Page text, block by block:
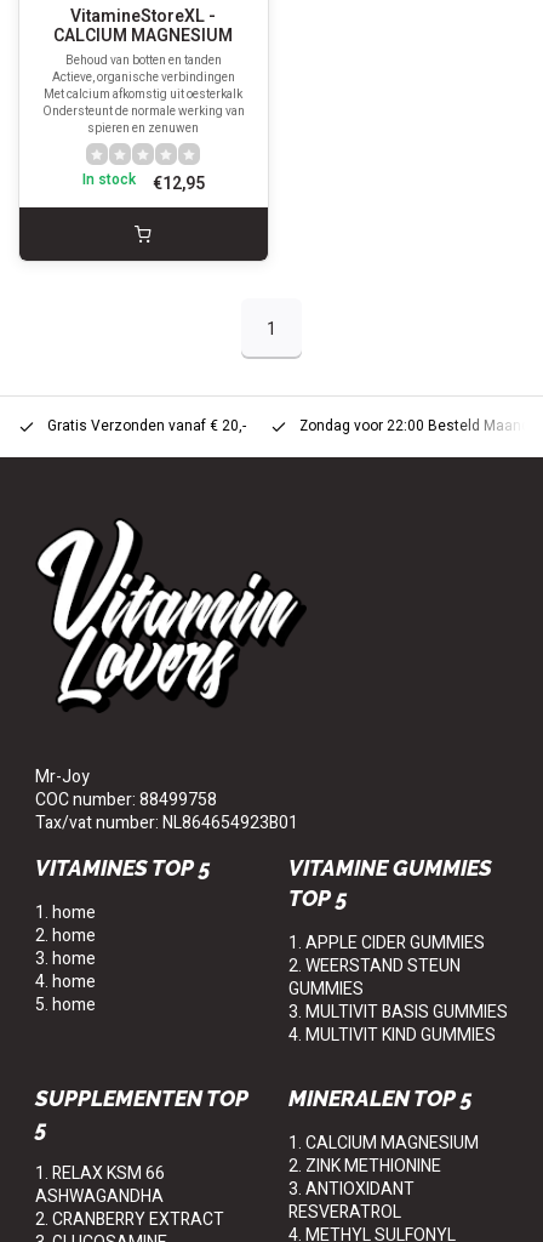
VitamineStoreXL -
CALCIUM MAGNESIUM
Behoud van botten en tanden
Actieve, organische verbindingen
Met calcium afkomstig uit oesterkalk
Ondersteunt de normale werking van
spieren en zenuwen
€12,95
In stock
1
Gratis Verzonden vanaf € 20,- Zondag voor 22:00 Besteld
Mr-Joy
COC number: 88499758
Tax/vat number: NL864654923B01
VITAMINES TOP 5
1. home
2. home
3. home
4. home
5. home
VITAMINE GUMMIES
TOP 5
1. APPLE CIDER GUMMIES
2. WEERSTAND STEUN
GUMMIES
3. MULTIVIT BASIS GUMMIES
4. MULTIVIT KIND GUMMIES
SUPPLEMENTEN TOP
5
1. RELAX KSM 66
ASHWAGANDHA
2. CRANBERRY EXTRACT
MINERALEN TOP 5
1. CALCIUM MAGNESIUM
2. ZINK METHIONINE
3. ANTIOXIDANT
RESVERATROL
4. METHYL SULFONYL